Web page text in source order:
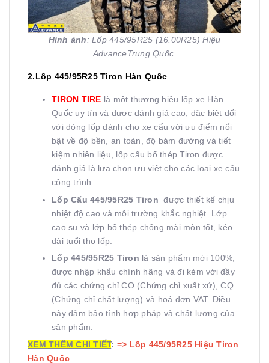
Hình ảnh : Lốp 445/95R25 (16.00R25) Hiệu
AdvanceTrung Quốc.
2.Lốp 445/95R25 Tiron Hàn Quốc
TIRON TIRE là một thương hiệu lốp xe Hàn
Quốc uy tín và được đánh giá cao, đặc biệt đối
với dòng lốp dành cho xe cẩu với ưu điểm nổi
bật về độ bền, an toàn, độ bám đường và tiết
kiệm nhiên liệu, lốp cẩu bố thép Tiron được
đánh giá là lựa chọn ưu việt cho các loại xe cẩu
công trình.
Lốp Cẩu 445/95R25 Tiron được thiết kế chịu
nhiệt độ cao và môi trường khắc nghiệt. Lớp
cao su và lớp bố thép chống mài mòn tốt, kéo
dài tuổi thọ lốp.
Lốp 445/95R25 Tiron là sản phẩm mới 100%,
được nhập khẩu chính hãng và đi kèm với đầy
đủ các chứng chỉ CO (Chứng chỉ xuất xứ), CQ
(Chứng chỉ chất lượng) và hoá đơn VAT. Điều
này đảm bảo tính hợp pháp và chất lượng của
sản phẩm.
XEM THÊM CHI TIẾT: => Lốp 445/95R25 Hiệu Tiron
Hàn Quốc